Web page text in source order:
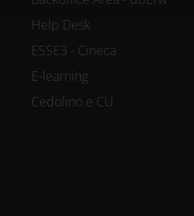
Help Desk
ESSE3 - Cineca
E-learning
Cedolino e CU